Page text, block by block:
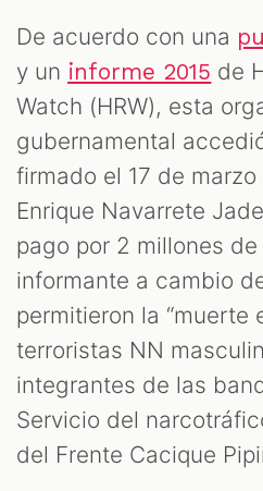
De acuerdo con una
y un informe 2015 de
Watch (HRW), esta
gubernamental
firmado el 17 de
Enrique Navarrete
pago por 2 millones
informante a cambio
permitieron la
terroristas NN
integrantes de las
Servicio del
del Frente Cacique